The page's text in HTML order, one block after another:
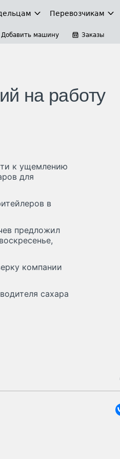
Перевозчикам
Добавить машину Заказы
на работу
к ущемлению
для
в
предложил
компании
сахара